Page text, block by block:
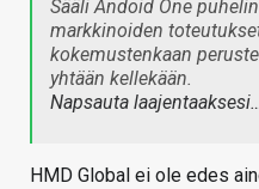
Sääli Andoid One
markkinoiden
kokemustenkaan
yhtään kellekään.
Napsauta
HMD Global ei ole edes